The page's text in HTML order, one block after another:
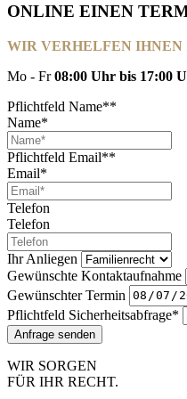
ONLINE EINEN
WIR VERHELFEN
Mo - Fr08:00 Uhr bis 17:00
Pflichtfeld Name**
Name*
Pflichtfeld Email**
Email*
Telefon
Telefon
Ihr Anliegen
Gewünschte Kontaktaufnahme
Gewünschter Termin
Pflichtfeld Sicherheitsabfrage*
Anfrage senden
WIR SORGEN
FÜR IHR RECHT.